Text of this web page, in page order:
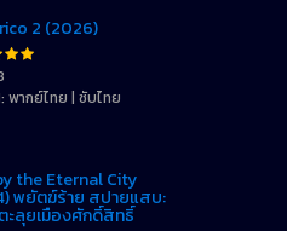
2 (2026)
พากย์ไทย | ซับไทย
the Eternal City
พยัตฆ์ร้าย สปายแสบ:
ะลุยเมืองศักดิ์สิทธิ์